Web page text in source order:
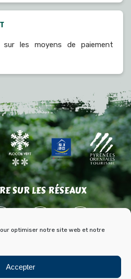
optimiser notre site web et notre
Accepter
sur les moyens de paiement
SUR LES RÉSEAUX
PARTENAIRES